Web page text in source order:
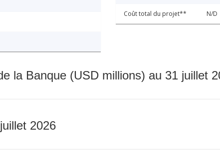
Coût total du projet** N/D
la Banque (USD millions) au 31 juillet
2026